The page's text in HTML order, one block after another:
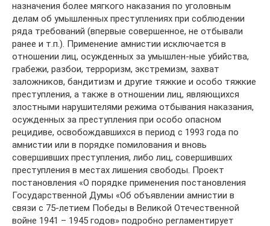
назначения более мягкого наказания по уголовным
делам об умышленных преступлениях при соблюдении
ряда требований (впервые совершенное, не отбывали
ранее и т.п.). Применение амнистии исключается в
отношении лиц, осужденных за умышлен-ные убийства,
грабежи, разбои, терроризм, экстремизм, захват
заложников, бандитизм и другие тяжкие и особо тяжкие
преступления, а также в отношении лиц, являющихся
злостными нарушителями режима отбывания наказания,
осужденных за преступления при особо опасном
рецидиве, освобождавшихся в период с 1993 года по
амнистии или в порядке помилования и вновь
совершивших преступления, либо лиц, совершивших
преступления в местах лишения свободы. Проект
постановления «О порядке применения постановления
Государственной Думы «Об объявлении амнистии в
связи с 75-летием Победы в Великой Отечественной
войне 1941 – 1945 годов» подробно регламентирует